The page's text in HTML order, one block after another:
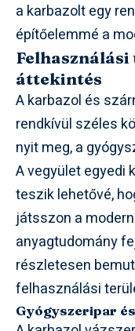
a karbazolt egy
építőelemmé a
áttekintés
A karbazol és
rendkívül széles
nyit meg, a
A vegyület egyedi
teszik lehetővé,
játsszon a
anyagtudomány
részletesen
felhasználási
Gyógyszeripar